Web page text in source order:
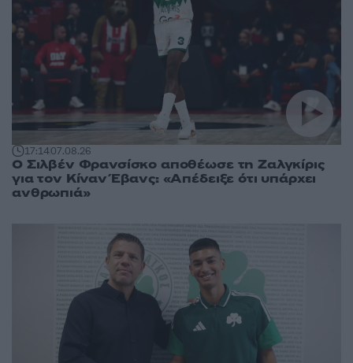
17:1407.08.26
Ο Σιλβέν Φρανσίσκο αποθέωσε τη Ζαλγκίρις
για τον Κίναν Έβανς: «Απέδειξε ότι υπάρχει
ανθρωπιά»